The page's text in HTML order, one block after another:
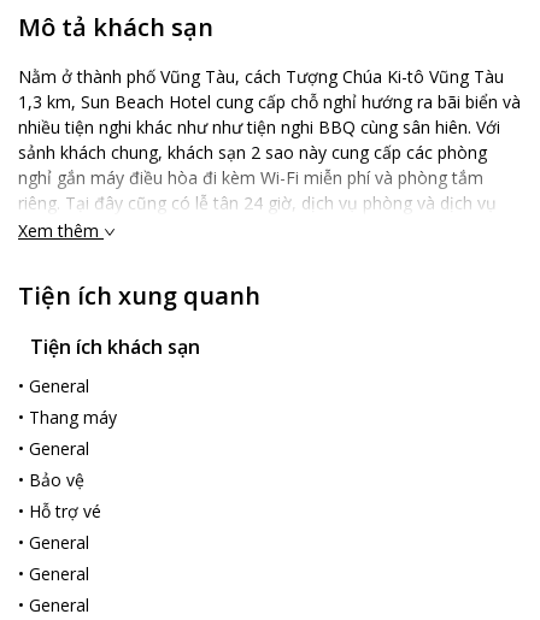
Mô tả khách sạn
Nằm ở thành phố Vũng Tàu, cách Tượng Chúa Ki-tô Vũng Tàu
1,3 km, Sun Beach Hotel cung cấp chỗ nghỉ hướng ra bãi biển và
nhiều tiện nghi khác như như tiện nghi BBQ cùng sân hiên. Với
sảnh khách chung, khách sạn 2 sao này cung cấp các phòng
nghỉ gắn máy điều hòa đi kèm Wi-Fi miễn phí và phòng tắm
riêng. Tại đây cũng có lễ tân 24 giờ, dịch vụ phòng và dịch vụ
thu đổi ngoại tệ cho khách. Các phòng nghỉ tại đây được trang
Khách sạn nằm cách Mũi Nghinh Phong 2,1 km và Bạch Dinh
đó 109 km, và khách sạn cung cấp dịch vụ đưa/đón sân bay với
một khoản phụ phí.
Xem thêm
Tiện ích xung quanh
Tiện ích khách sạn
• General
• Thang máy
• General
• Bảo vệ
• Hỗ trợ vé
• General
• General
• General